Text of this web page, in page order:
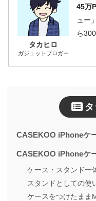
タカヒロ
ガジェットブロガー
45万
ュー
ら
CASEKOO iPhoneケ
CASEKOO iPhoneケ
ケース・スタンド一
スタンドとしての使
ケースをつけたまま